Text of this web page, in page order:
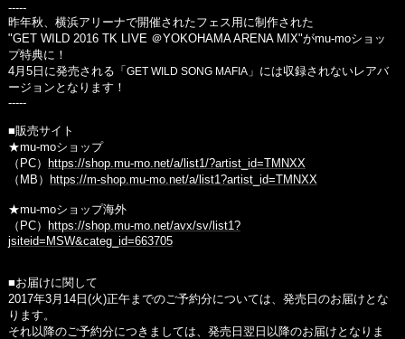
-----
昨年秋、横浜アリーナで開催されたフェス用に制作された
"GET WILD 2016 TK LIVE ＠YOKOHAMA ARENA MIX"がmu-moショッ
プ特典に！
4月5日に発売される「 GET WILD SONG MAFIA」には収録されないレアバ
ージョンとなります！
-----
■販売サイト
★mu-moショップ
（PC）
https://shop.mu-mo.net/a/list1/?artist_id=TMNXX
（MB）
https://m-shop.mu-mo.net/a/list1?artist_id=TMNXX
★mu-moショップ海外
（PC）
https://shop.mu-mo.net/avx/sv/list1?
jsiteid=MSW&categ_id=663705
■お届けに関して
2017年3月14日(火)正午までのご予約分については、発売日のお届けとな
ります。
それ以降のご予約分につきましては、発売日翌日以降のお届けとなりま